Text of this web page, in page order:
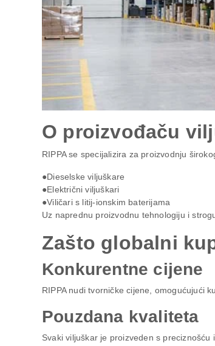
O proizvođaču
RIPPA se specijalizira za proizvodnju
●Dieselske viljuškare
●Električni viljuškari
●Viličari s litij-ionskim baterijama
Uz naprednu proizvodnu tehnologiju i
Zašto globalni
Konkurentne cijene
RIPPA nudi tvorničke cijene, omogućujući
Pouzdana kvaliteta
Svaki viljuškar je proizveden s